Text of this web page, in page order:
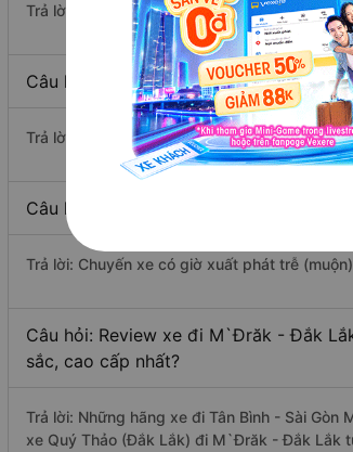
Trả lời: Trung bình mỗi ngày có khoảng 32
Câu hỏi: Nhà xe đi Tân Bình - Sài Gòn
Trả lời: Chuyến xe có giờ xuất phát sớm
Câu hỏi: Nhà xe đi M`Đrăk - Đắk Lắk
Trả lời: Chuyến xe có giờ xuất phát trễ
Câu hỏi: Review xe đi M`Đrăk - Đắk
sắc, cao cấp nhất?
Trả lời: Những hãng xe đi Tân Bình - Sài
xe Quý Thảo (Đắk Lắk) đi M`Đrăk - Đắk Lắk